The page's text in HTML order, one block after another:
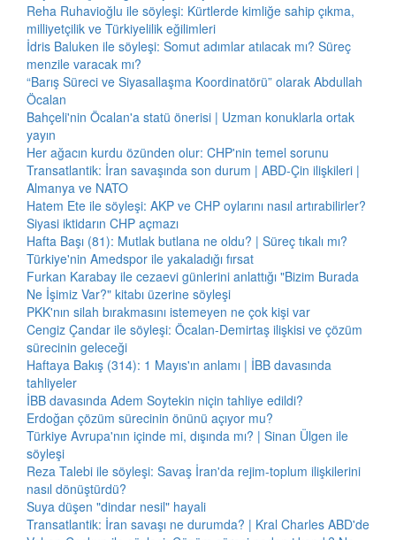
Reha Ruhavioğlu ile söyleşi: Kürtlerde kimliğe sahip çıkma,
milliyetçilik ve Türkiyelilik eğilimleri
İdris Baluken ile söyleşi: Somut adımlar atılacak mı? Süreç
menzile varacak mı?
“Barış Süreci ve Siyasallaşma Koordinatörü” olarak Abdullah
Öcalan
Bahçeli'nin Öcalan'a statü önerisi | Uzman konuklarla ortak
yayın
Her ağacın kurdu özünden olur: CHP'nin temel sorunu
Transatlantik: İran savaşında son durum | ABD-Çin ilişkileri |
Almanya ve NATO
Hatem Ete ile söyleşi: AKP ve CHP oylarını nasıl artırabilirler?
Siyasi iktidarın CHP açmazı
Hafta Başı (81): Mutlak butlana ne oldu? | Süreç tıkalı mı?
Türkiye'nin Amedspor ile yakaladığı fırsat
Furkan Karabay ile cezaevi günlerini anlattığı "Bizim Burada
Ne İşimiz Var?" kitabı üzerine söyleşi
PKK'nın silah bırakmasını istemeyen ne çok kişi var
Cengiz Çandar ile söyleşi: Öcalan-Demirtaş ilişkisi ve çözüm
sürecinin geleceği
Haftaya Bakış (314): 1 Mayıs'ın anlamı | İBB davasında
tahliyeler
İBB davasında Adem Soytekin niçin tahliye edildi?
Erdoğan çözüm sürecinin önünü açıyor mu?
Türkiye Avrupa'nın içinde mi, dışında mı? | Sinan Ülgen ile
söyleşi
Reza Talebi ile söyleşi: Savaş İran'da rejim-toplum ilişkilerini
nasıl dönüştürdü?
Suya düşen "dindar nesil" hayali
Transatlantik: İran savaşı ne durumda? | Kral Charles ABD'de